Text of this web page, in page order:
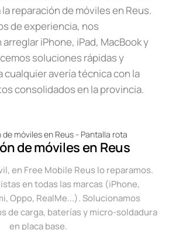
reparación de móviles en Reus.
de experiencia, nos
iPhone, iPad, MacBook y
soluciones rápidas y
cualquier avería técnica con la
consolidados en la provincia.
de móviles en Reus
en Free Mobile Reus lo reparamos.
en todas las marcas (iPhone,
Oppo, RealMe...). Solucionamos
de carga, baterías y micro-soldadura
en placa base.